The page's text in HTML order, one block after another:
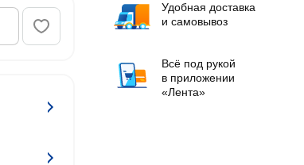
Удобная доставка
и самовывоз
Всё под рукой
в приложении
«Лента»